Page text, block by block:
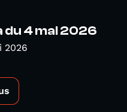
du 4 mai 2026
2026